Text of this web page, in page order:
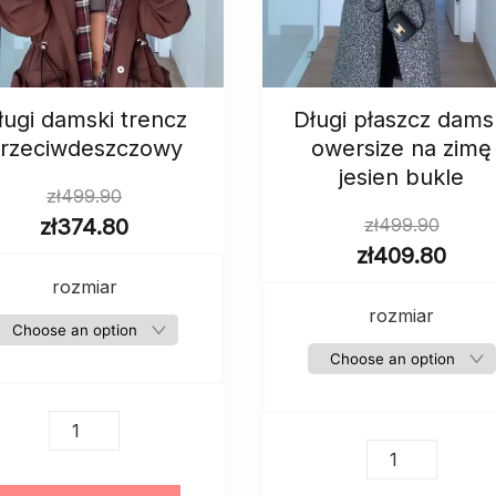
damski trencz
zł499.90
zł374.80
rozmiar
Długi
Długi płaszcz
owersize na zimę
jesien bukle
zł499.90
zł409.80
rozmiar
Długi